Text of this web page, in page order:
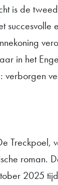
is de
succesvolle
in het
verborgen
Treckpoel,
roman.
2025